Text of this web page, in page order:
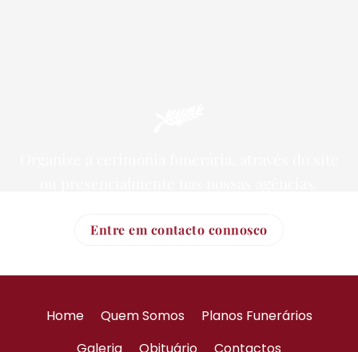
Entre em contacto connosco
Home Quem Somos
Planos Funerários